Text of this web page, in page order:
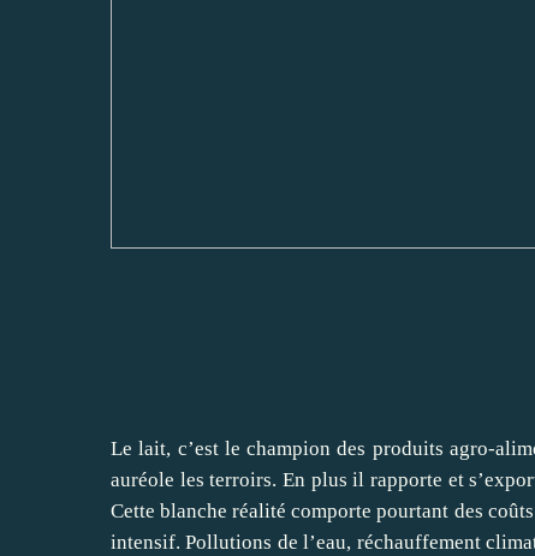
Le lait, c’est le champion des produits agro-
auréole les terroirs. En plus il rapporte et
Cette blanche réalité comporte pourtant des
intensif. Pollutions de l’eau, réchauffement